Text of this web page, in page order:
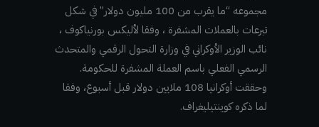
مجموعه “ما يقرب من 100 مليون دولار” في شكل
تبرعات بالعملات المشفرة ، وفقا لأليكس بورنياكوف ،
نائب الوزير الأوكراني في وزارة التحول الرقمي والمتحدث
الرسمي الفعلي باسم العملة المشفرة للحكومة.
وحققت أوكرانيا 108 ملايين دولار قبل أسبوع، وفقا
لما ذكره كوينتيليغراف.